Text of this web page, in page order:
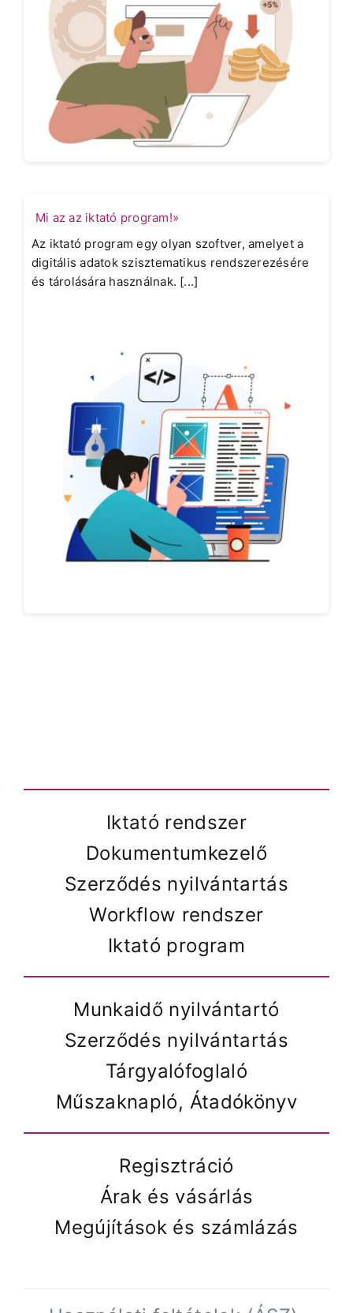
Mi az az iktató program!»
Az iktató program egy olyan szoftver, amelyet a
digitális adatok szisztematikus rendszerezésére
és tárolására használnak. [...]
Iktató rendszer
Dokumentumkezelő
Szerződés nyilvántartás
Workflow rendszer
Iktató program
Munkaidő nyilvántartó
Szerződés nyilvántartás
Tárgyalófoglaló
Műszaknapló, Átadókönyv
Regisztráció
Árak és vásárlás
Megújítások és számlázás